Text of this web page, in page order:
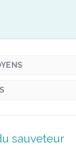
sauveteur